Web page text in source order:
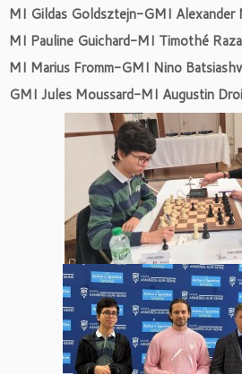
MI Gildas Goldsztejn-GMI
MI Pauline Guichard-MI Timothé
MI Marius Fromm-GMI Nino
GMI Jules Moussard-MI Augustin